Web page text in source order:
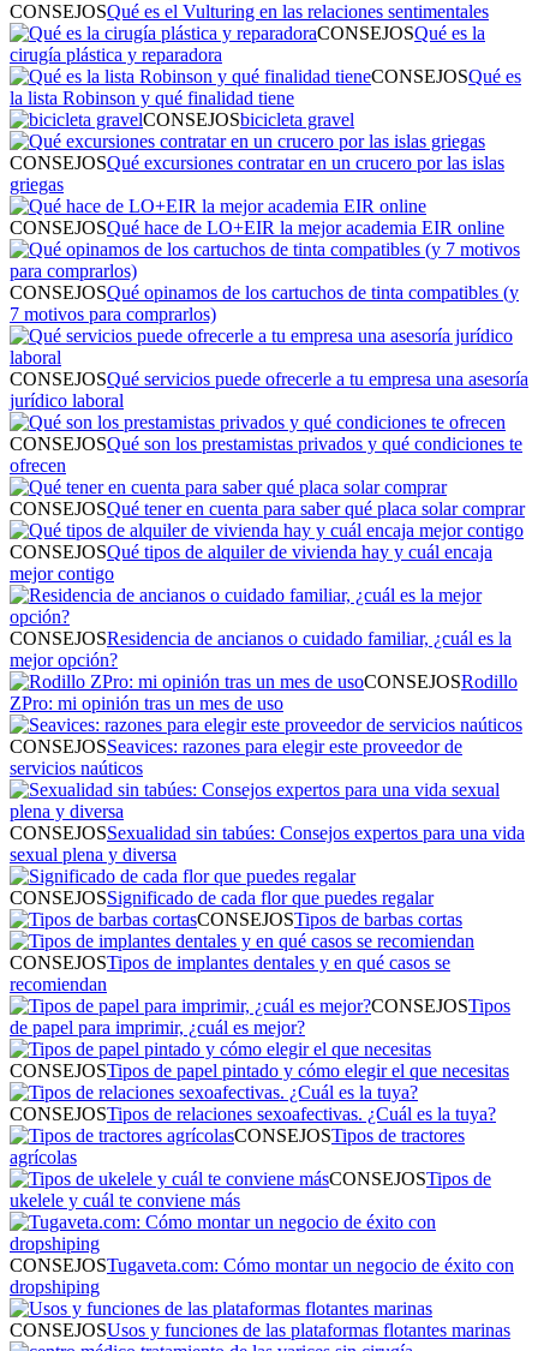
CONSEJOSQué es el Vulturing en las relaciones sentimentales
CONSEJOSQué es la
cirugía plástica y reparadora
CONSEJOSQué es
la lista Robinson y qué finalidad tiene
CONSEJOSbicicleta gravel
CONSEJOSQué excursiones contratar en un crucero por las islas
griegas
CONSEJOSQué hace de LO+EIR la mejor academia EIR online
CONSEJOSQué opinamos de los cartuchos de tinta compatibles (y
7 motivos para comprarlos)
CONSEJOSQué servicios puede ofrecerle a tu empresa una asesoría
jurídico laboral
CONSEJOSQué son los prestamistas privados y qué condiciones te
ofrecen
CONSEJOSQué tener en cuenta para saber qué placa solar comprar
CONSEJOSQué tipos de alquiler de vivienda hay y cuál encaja
mejor contigo
CONSEJOSResidencia de ancianos o cuidado familiar, ¿cuál es la
mejor opción?
CONSEJOSRodillo
ZPro: mi opinión tras un mes de uso
CONSEJOSSeavices: razones para elegir este proveedor de
servicios naúticos
CONSEJOSSexualidad sin tabúes: Consejos expertos para una vida
sexual plena y diversa
CONSEJOSSignificado de cada flor que puedes regalar
CONSEJOSTipos de barbas cortas
CONSEJOSTipos de implantes dentales y en qué casos se
recomiendan
CONSEJOSTipos
de papel para imprimir, ¿cuál es mejor?
CONSEJOSTipos de papel pintado y cómo elegir el que necesitas
CONSEJOSTipos de relaciones sexoafectivas. ¿Cuál es la tuya?
CONSEJOSTipos de tractores
agrícolas
CONSEJOSTipos de
ukelele y cuál te conviene más
CONSEJOSTugaveta.com: Cómo montar un negocio de éxito con
dropshiping
CONSEJOSUsos y funciones de las plataformas flotantes marinas